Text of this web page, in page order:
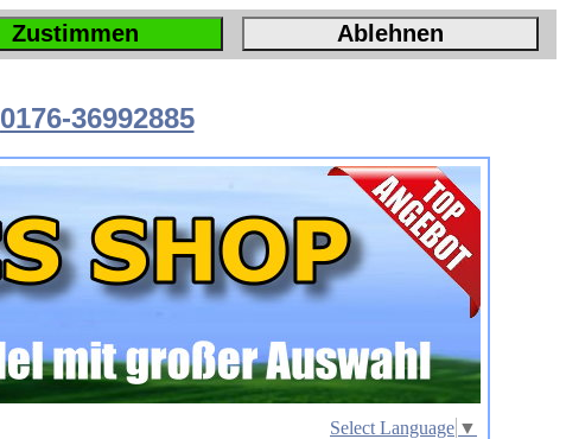
Zustimmen Ablehnen
0176-36992885
Select Language ▼